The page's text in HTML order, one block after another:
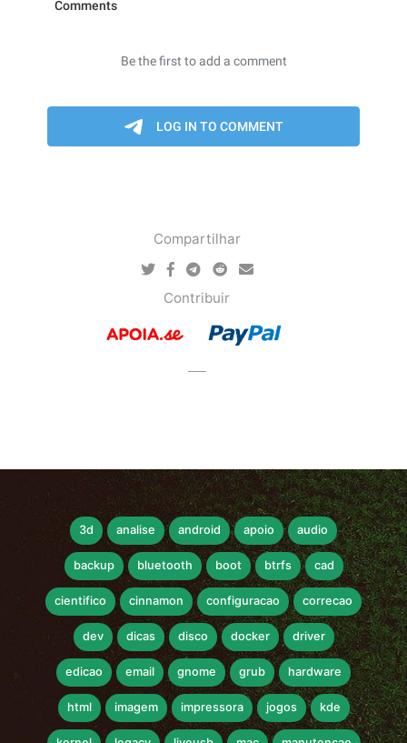
Compartilhar
Contribuir
3d analise android apoio audio
backup bluetooth boot btrfs cad
cientifico cinnamon configuracao correcao
dev dicas disco docker driver
edicao email gnome grub hardware
html imagem impressora jogos kde